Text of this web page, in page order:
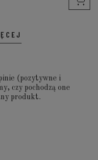
(pozytywne i
czy pochodzą one
produkt.